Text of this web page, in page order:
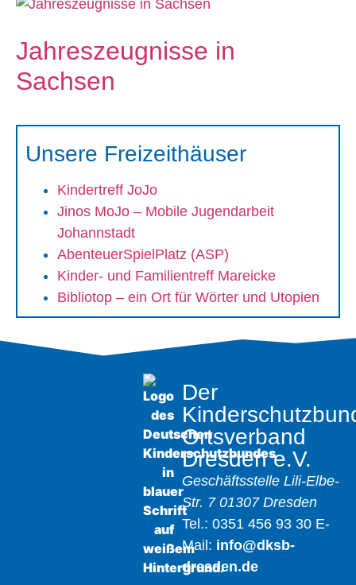
Jahreszeugnisse in
Sachsen
Unsere Freizeithäuser
Kindertreff JoJo
Jinos MoJo – Mobile Jugendarbeit
Johannstadt
AbenteuerSpielPlatz (ASP)
Kinder- und Familientreff Mareicke
Bibliotop – ein Ort für Wörter und Utopien
Der
Ortsverband
Dresden e.V.
Geschäftsstelle Lili-Elbe-
Str. 7 01307 Dresden
Tel.: 0351 456 93 30 E-
Mail: info@dksb-
dresden.de